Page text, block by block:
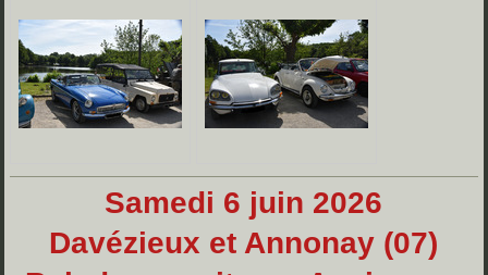
Samedi 6 juin 2026
Davézieux et Annonay (07)